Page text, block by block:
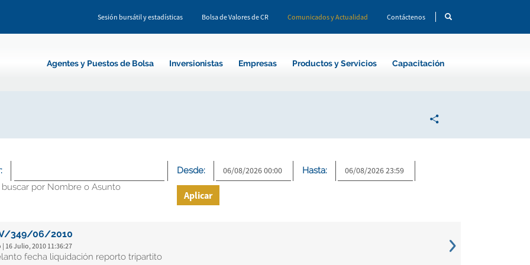
Sesión bursátil y estadísticas Bolsa de Valores de CR Comunicados y Actualidad Contáctenos
Agentes y Puestos de Bolsa Inversionistas Empresas Productos y Servicios Capacitación
buscar por Nombre o Asunto
Desde: Hasta:
Aplicar
349/06/2010
| 16 Julio, 2010 11:36:27
fecha liquidación reporto tripartito